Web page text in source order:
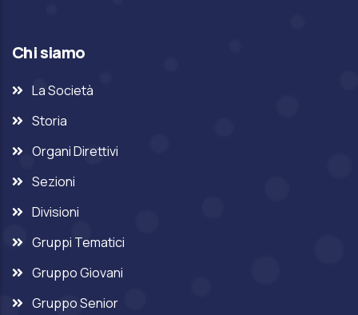
Chi siamo
La Società
Storia
Organi Direttivi
Sezioni
Divisioni
Gruppi Tematici
Gruppo Giovani
Gruppo Senior